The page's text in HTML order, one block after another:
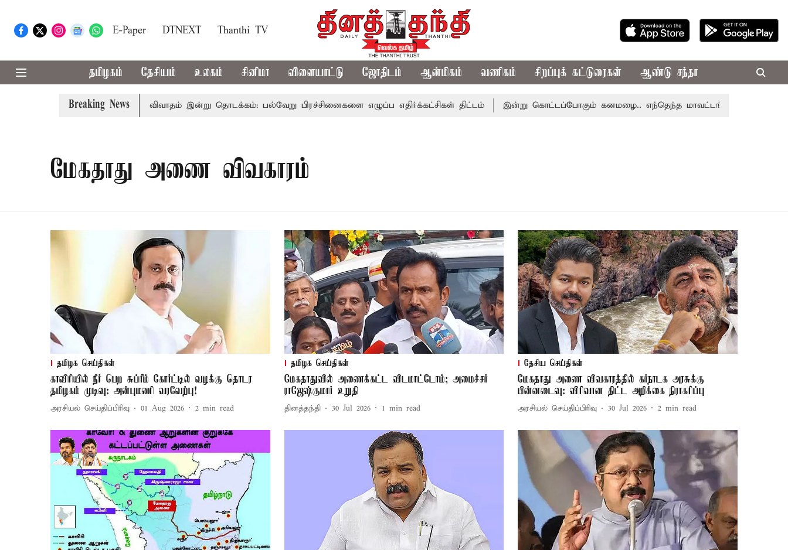
E-Paper DTNEXT Thanthi TV
தமிழகம் தேசியம் உலகம் சினிமா விளையாட்டு ஜோதிடம் ஆன்மிகம் வணிகம் சிறப்புக் கட்டுரைகள் ஆண்டு சந்தா
Breaking News
சட்டசபையில் பட்ஜெட் மீதான விவாதம் இன்று தொடக்கம்: பல்வேறு பிரச்சினைகளை எழுப்ப எதிர்க்கட்சிகள் திட்டம் இன்று கொட்டப்போகும் கனமழை.. எந்தெந்த மாவட்டங்களில் தெரியுமா..?
மேகதாது அணை விவகாரம்
தமிழக செய்திகள்
காவிரியில் நீர் பெற சுப்ரீம் கோர்ட்டில் வழக்கு தொடர
தமிழகம் முடிவு: அன்புமணி வரவேற்பு!
அரசியல் செய்திப்பிரிவு 01 Aug 2026 2 min read
தமிழக செய்திகள்
மேகதாதுவில் அணைக்கட்ட விடமாட்டோம்; அமைச்சர்
ராஜேஷ்குமார் உறுதி
தினத்தந்தி 30 Jul 2026 1 min read
தேசிய செய்திகள்
மேகதாது அணை விவகாரத்தில் கர்நாடக அரசுக்கு
பின்னடைவு: விரிவான திட்ட அறிக்கை நிராகரிப்பு
அரசியல் செய்திப்பிரிவு 30 Jul 2026 2 min read